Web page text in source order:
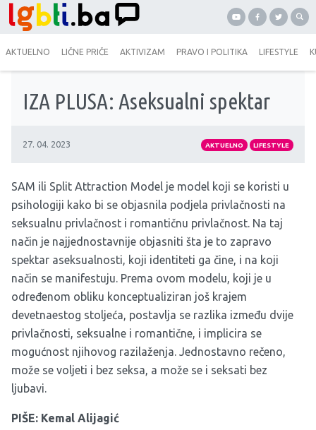
AKTUELNO LIČNE PRIČE AKTIVIZAM PRAVO I POLITIKA LIFESTYLE
IZA PLUSA: Aseksualni spektar
27. 04. 2023 AKTUELNO LIFESTYLE
SAM ili Split Attraction Model je model koji se koristi u
psihologiji kako bi se objasnila podjela privlačnosti na
seksualnu privlačnost i romantičnu privlačnost. Na taj
način je najjednostavnije objasniti šta je to zapravo
spektar aseksualnosti, koji identiteti ga čine, i na koji
način se manifestuju. Prema ovom modelu, koji je u
određenom obliku konceptualiziran još krajem
devetnaestog stoljeća, postavlja se razlika između dvije
privlačnosti, seksualne i romantične, i implicira se
mogućnost njihovog razilaženja. Jednostavno rečeno,
može se voljeti i bez seksa, a može se i seksati bez
ljubavi.
PIŠE: Kemal Alijagić